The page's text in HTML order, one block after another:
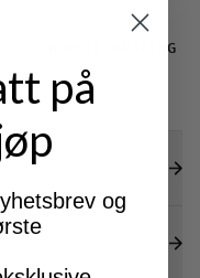
NORDIC SKATING
på
og